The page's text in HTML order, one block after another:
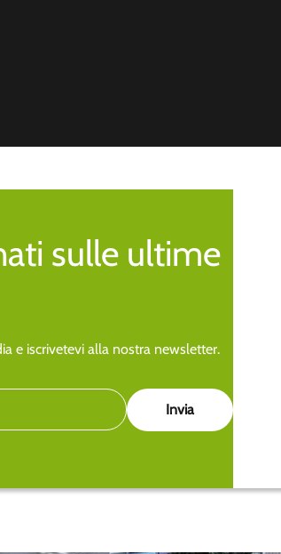
sulle ultime
e iscrivetevi alla nostra newsletter.